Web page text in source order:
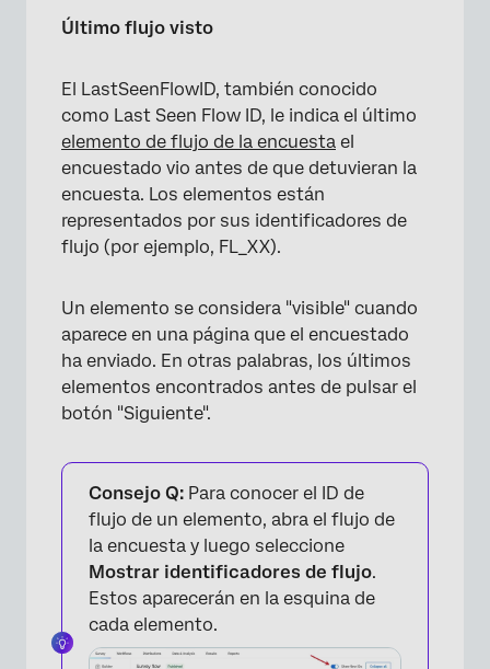
Último flujo visto
El LastSeenFlowID, también conocido
como Last Seen Flow ID, le indica el último
elemento de flujo de la encuesta el
encuestado vio antes de que detuvieran la
encuesta. Los elementos están
representados por sus identificadores de
flujo (por ejemplo, FL_XX).
Un elemento se considera "visible" cuando
aparece en una página que el encuestado
ha enviado. En otras palabras, los últimos
elementos encontrados antes de pulsar el
botón "Siguiente".
Consejo Q: Para conocer el ID de
flujo de un elemento, abra el flujo de
la encuesta y luego seleccione
Mostrar identificadores de flujo.
Estos aparecerán en la esquina de
cada elemento.